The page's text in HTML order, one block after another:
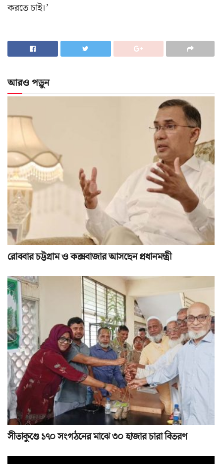
করতে চাই।’
আরও পড়ুন
রোববার চট্টগ্রাম ও কক্সবাজার আসছেন প্রধানমন্ত্রী
সীতাকুণ্ডে ১৭০ সংগঠনের মাঝে ৩০ হাজার চারা বিতরণ